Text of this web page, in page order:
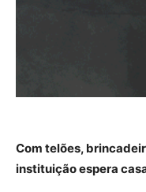
Com telões,
instituição espera